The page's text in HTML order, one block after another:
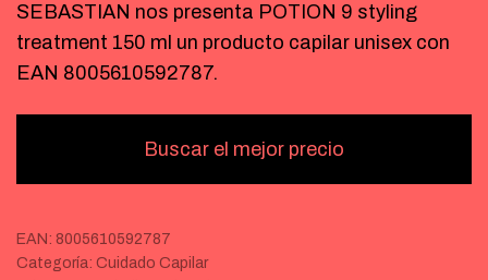
SEBASTIAN nos presenta POTION 9 styling
treatment 150 ml un producto capilar unisex con
EAN 8005610592787.
Buscar el mejor precio
EAN: 8005610592787
Categoría: Cuidado Capilar